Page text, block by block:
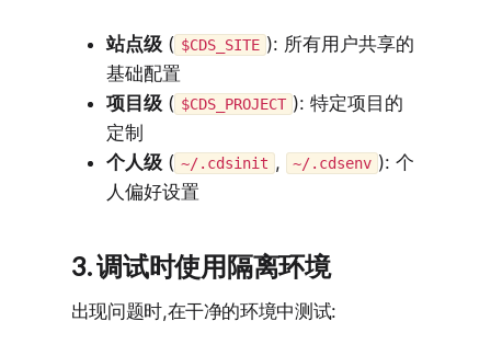
站点级( $CDS_SITE ): 所有用户共享的
基础配置
项目级( $CDS_PROJECT ): 特定项目的
定制
个人级( ~/.cdsinit , ~/.cdsenv ): 个
人偏好设置
3. 调试时使用隔离环境
出现问题时,在干净的环境中测试: